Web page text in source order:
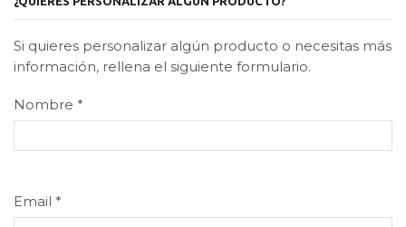
Si quieres personalizar algún producto o necesitas más
información, rellena el siguiente formulario.
Nombre *
Email *